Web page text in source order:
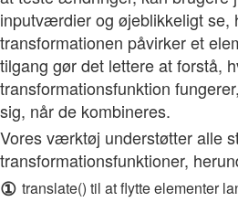
inputværdier og øjeblikkeligt se,
transformationen påvirker et
tilgang gør det lettere at forstå,
transformationsfunktion
sig, når de kombineres.
Vores værktøj understøtter alle
transformationsfunktioner,
① translate() til at flytte elementer